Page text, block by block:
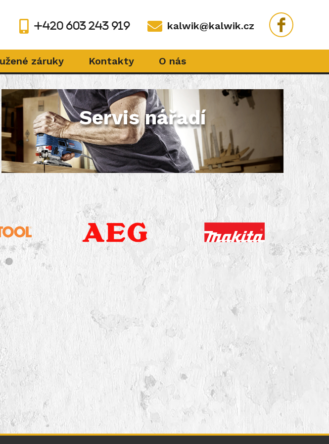
+420 603 243 919 kalwik@kalwik.cz
záruky Kontakty O nás
Servis nářadí